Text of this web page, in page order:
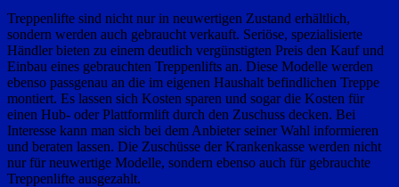
Treppenlifte sind nicht nur in neuwertigen Zustand erhältlich,
sondern werden auch gebraucht verkauft. Seriöse, spezialisierte
Händler bieten zu einem deutlich vergünstigten Preis den Kauf und
Einbau eines gebrauchten Treppenlifts an. Diese Modelle werden
ebenso passgenau an die im eigenen Haushalt befindlichen Treppe
montiert. Es lassen sich Kosten sparen und sogar die Kosten für
einen Hub- oder Plattformlift durch den Zuschuss decken. Bei
Interesse kann man sich bei dem Anbieter seiner Wahl informieren
und beraten lassen. Die Zuschüsse der Krankenkasse werden nicht
nur für neuwertige Modelle, sondern ebenso auch für gebrauchte
Treppenlifte ausgezahlt.